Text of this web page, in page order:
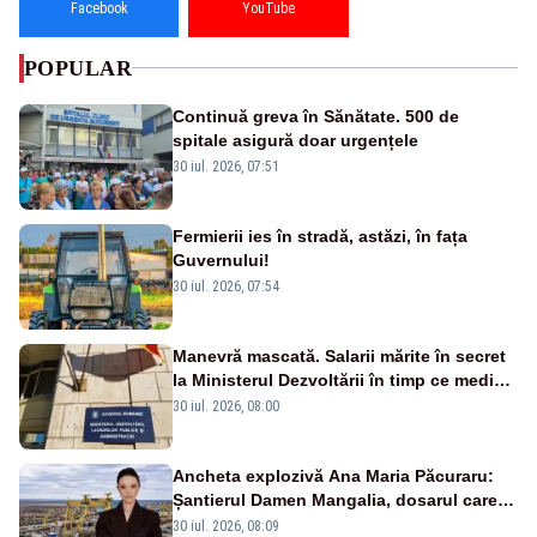
Facebook YouTube
POPULAR
Continuă greva în Sănătate. 500 de
spitale asigură doar urgențele
30 iul. 2026, 07:51
Fermierii ies în stradă, astăzi, în fața
Guvernului!
30 iul. 2026, 07:54
Manevră mascată. Salarii mărite în secret
la Ministerul Dezvoltării în timp ce medicii
ies în stradă
30 iul. 2026, 08:00
Ancheta explozivă Ana Maria Păcuraru:
Șantierul Damen Mangalia, dosarul care
scufundă apărarea României
30 iul. 2026, 08:09